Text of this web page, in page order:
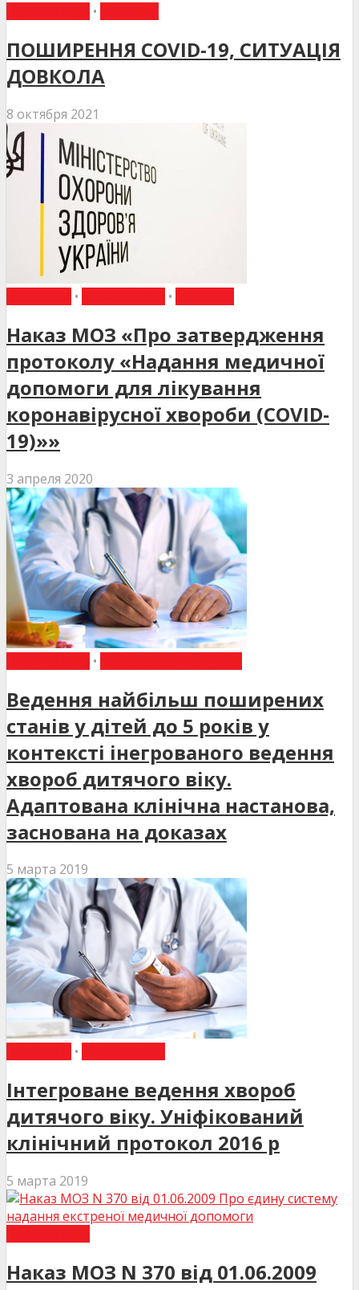
•
ПОШИРЕННЯ COVID-19, СИТУАЦІЯ
ДОВКОЛА
8 октября 2021
• •
Наказ МОЗ «Про затвердження
протоколу «Надання медичної
допомоги для лікування
коронавірусної хвороби (COVID-
19)»»
3 апреля 2020
•
Ведення найбільш поширених
станів у дітей до 5 років у
контексті інегрованого ведення
хвороб дитячого віку.
Адаптована клінічна настанова,
заснована на доказах
5 марта 2019
•
Інтегроване ведення хвороб
дитячого віку. Уніфікований
клінічний протокол 2016 р
5 марта 2019
Наказ МОЗ N 370 від 01.06.2009